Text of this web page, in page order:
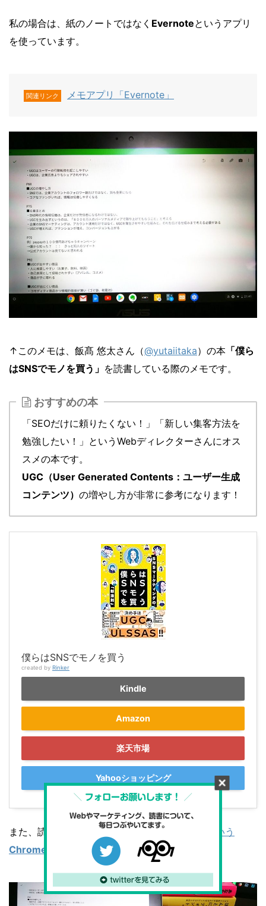
私の場合は、紙のノートではなく Evernoteというアプリ
を使っています。
関連リンク メモアプリ「Evernote」
↑このメモは、飯髙 悠太さん（@yutaiitaka）の本 「僕ら
はSNSでモノを買う」 を読書している際のメモです。
おすすめの本
「SEOだけに頼りたくない！」「新しい集客方法を
勉強したい！」というWebディレクターさんにオス
スメの本です。
UGC（User Generated Contents：ユーザー生成
コンテンツ） の増やし方が非常に参考になります！
僕らはSNSでモノを買う
created by Rinker
Kindle
Amazon
楽天市場
Yahooショッピング
また、読書ノートをメモするときは、
という
Chromebook
を使っています。